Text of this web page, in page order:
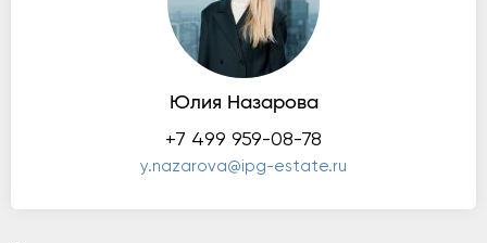
Юлия Назарова
+7 499 959-08-78
y.nazarova@ipg-estate.ru